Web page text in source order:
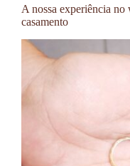
A nossa experiência no
casamento